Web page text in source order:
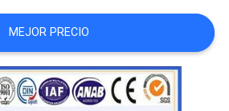
MEJOR PRECIO